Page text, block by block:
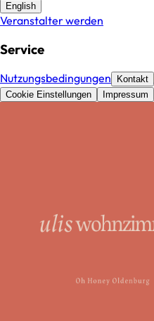
English
Veranstalter werden
Service
Nutzungsbedingungen Kontakt
Cookie Einstellungen Impressum